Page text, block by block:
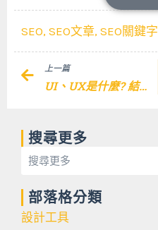
SEO, SEO文章, SEO關鍵字
Prev上一篇
UI、UX是什麼? 結合網站架設打造無可挑剔的卓越網頁！
搜尋更多
Search
部落格分類
設計工具